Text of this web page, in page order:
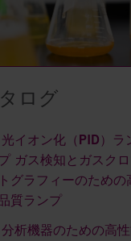
ログ
イオン化（PID）ラ
ガス検知とガスク
グラフィーのための
質ランプ
析機器のための高